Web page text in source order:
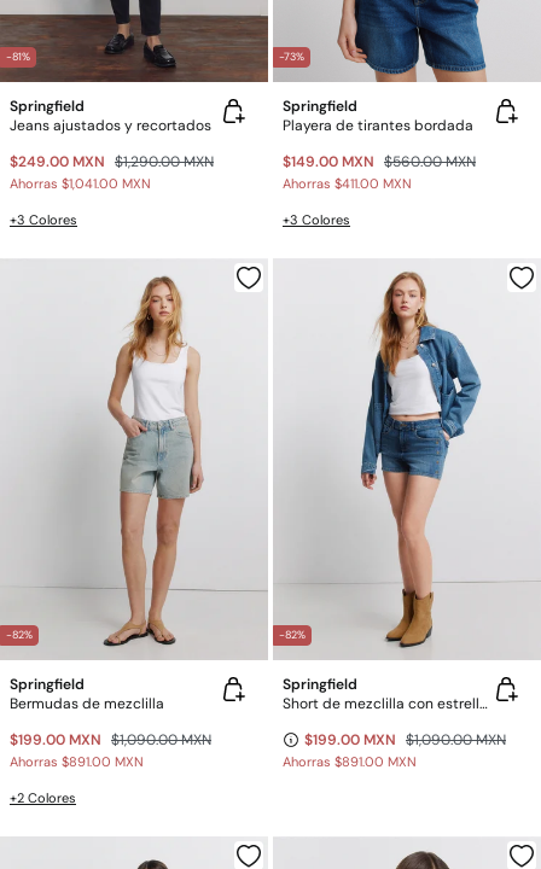
-81%
Springfield
Jeans ajustados y recortados
$249.00 MXN $1,290.00 MXN
Ahorras $1,041.00 MXN
+3 Colores
-73%
Springfield
Playera de tirantes bordada
$149.00 MXN $560.00 MXN
Ahorras $411.00 MXN
+3 Colores
-82%
Springfield
Bermudas de mezclilla
$199.00 MXN $1,090.00 MXN
Ahorras $891.00 MXN
+2 Colores
-82%
Springfield
Short de mezclilla con estrellas
$199.00 MXN $1,090.00 MXN
Ahorras $891.00 MXN